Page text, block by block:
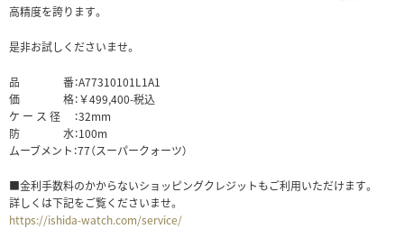
高精度を誇ります。
是非お試しくださいませ。
品 番：A77310101L1A1
価 格：￥499,400-税込
ケ ー ス 径 ：32mm
防 水：100m
ムーブメント：77（スーパークォーツ）
■金利手数料のかからないショッピングクレジットもご利用いただけます。
詳しくは下記をご覧くださいませ。
https://ishida-watch.com/service/